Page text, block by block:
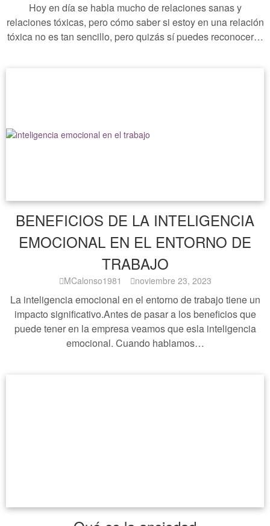
Hoy en día se habla mucho de relaciones sanas y
relaciones tóxicas, pero cómo saber si estoy en una relación
tóxica no es tan sencillo, pero quizás sí puedes reconocer…
BENEFICIOS DE LA INTELIGENCIA
EMOCIONAL EN EL ENTORNO DE
TRABAJO
MCalonso1981 noviembre 23, 2023
La inteligencia emocional en el entorno de trabajo tiene un
impacto significativo.Antes de pasar a los beneficios que
puede tener en la empresa veamos que esla inteligencia
emocional. Cuando hablamos…